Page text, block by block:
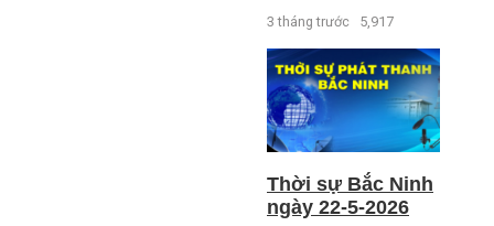
3 tháng trước 5,917
Thời sự Bắc Ninh
ngày 22-5-2026